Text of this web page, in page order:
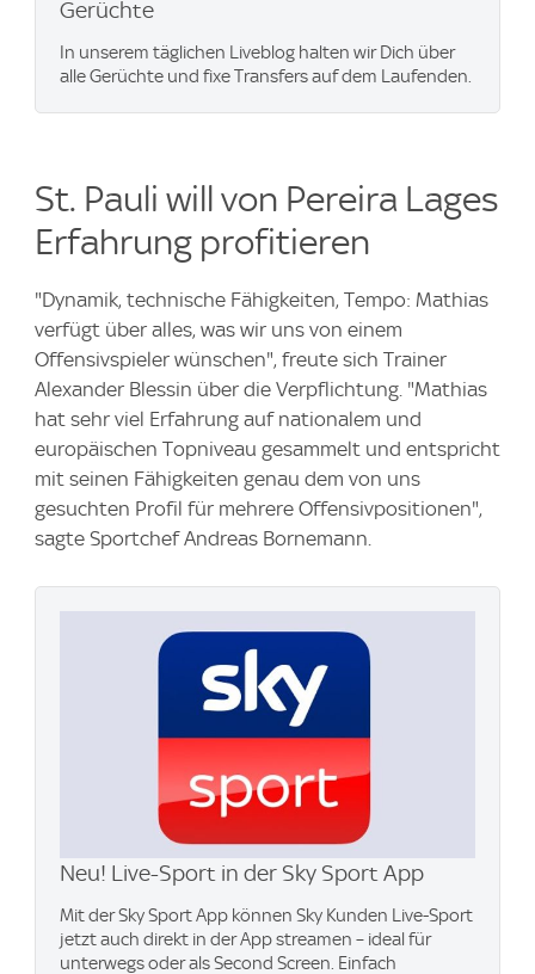
Gerüchte
In unserem täglichen Liveblog halten wir Dich über
alle Gerüchte und fixe Transfers auf dem Laufenden.
St. Pauli will von Pereira Lages
Erfahrung profitieren
"Dynamik, technische Fähigkeiten, Tempo: Mathias
verfügt über alles, was wir uns von einem
Offensivspieler wünschen", freute sich Trainer
Alexander Blessin über die Verpflichtung. "Mathias
hat sehr viel Erfahrung auf nationalem und
europäischen Topniveau gesammelt und entspricht
mit seinen Fähigkeiten genau dem von uns
gesuchten Profil für mehrere Offensivpositionen",
sagte Sportchef Andreas Bornemann.
Neu! Live-Sport in der Sky Sport App
Mit der Sky Sport App können Sky Kunden Live-Sport
jetzt auch direkt in der App streamen – ideal für
unterwegs oder als Second Screen. Einfach